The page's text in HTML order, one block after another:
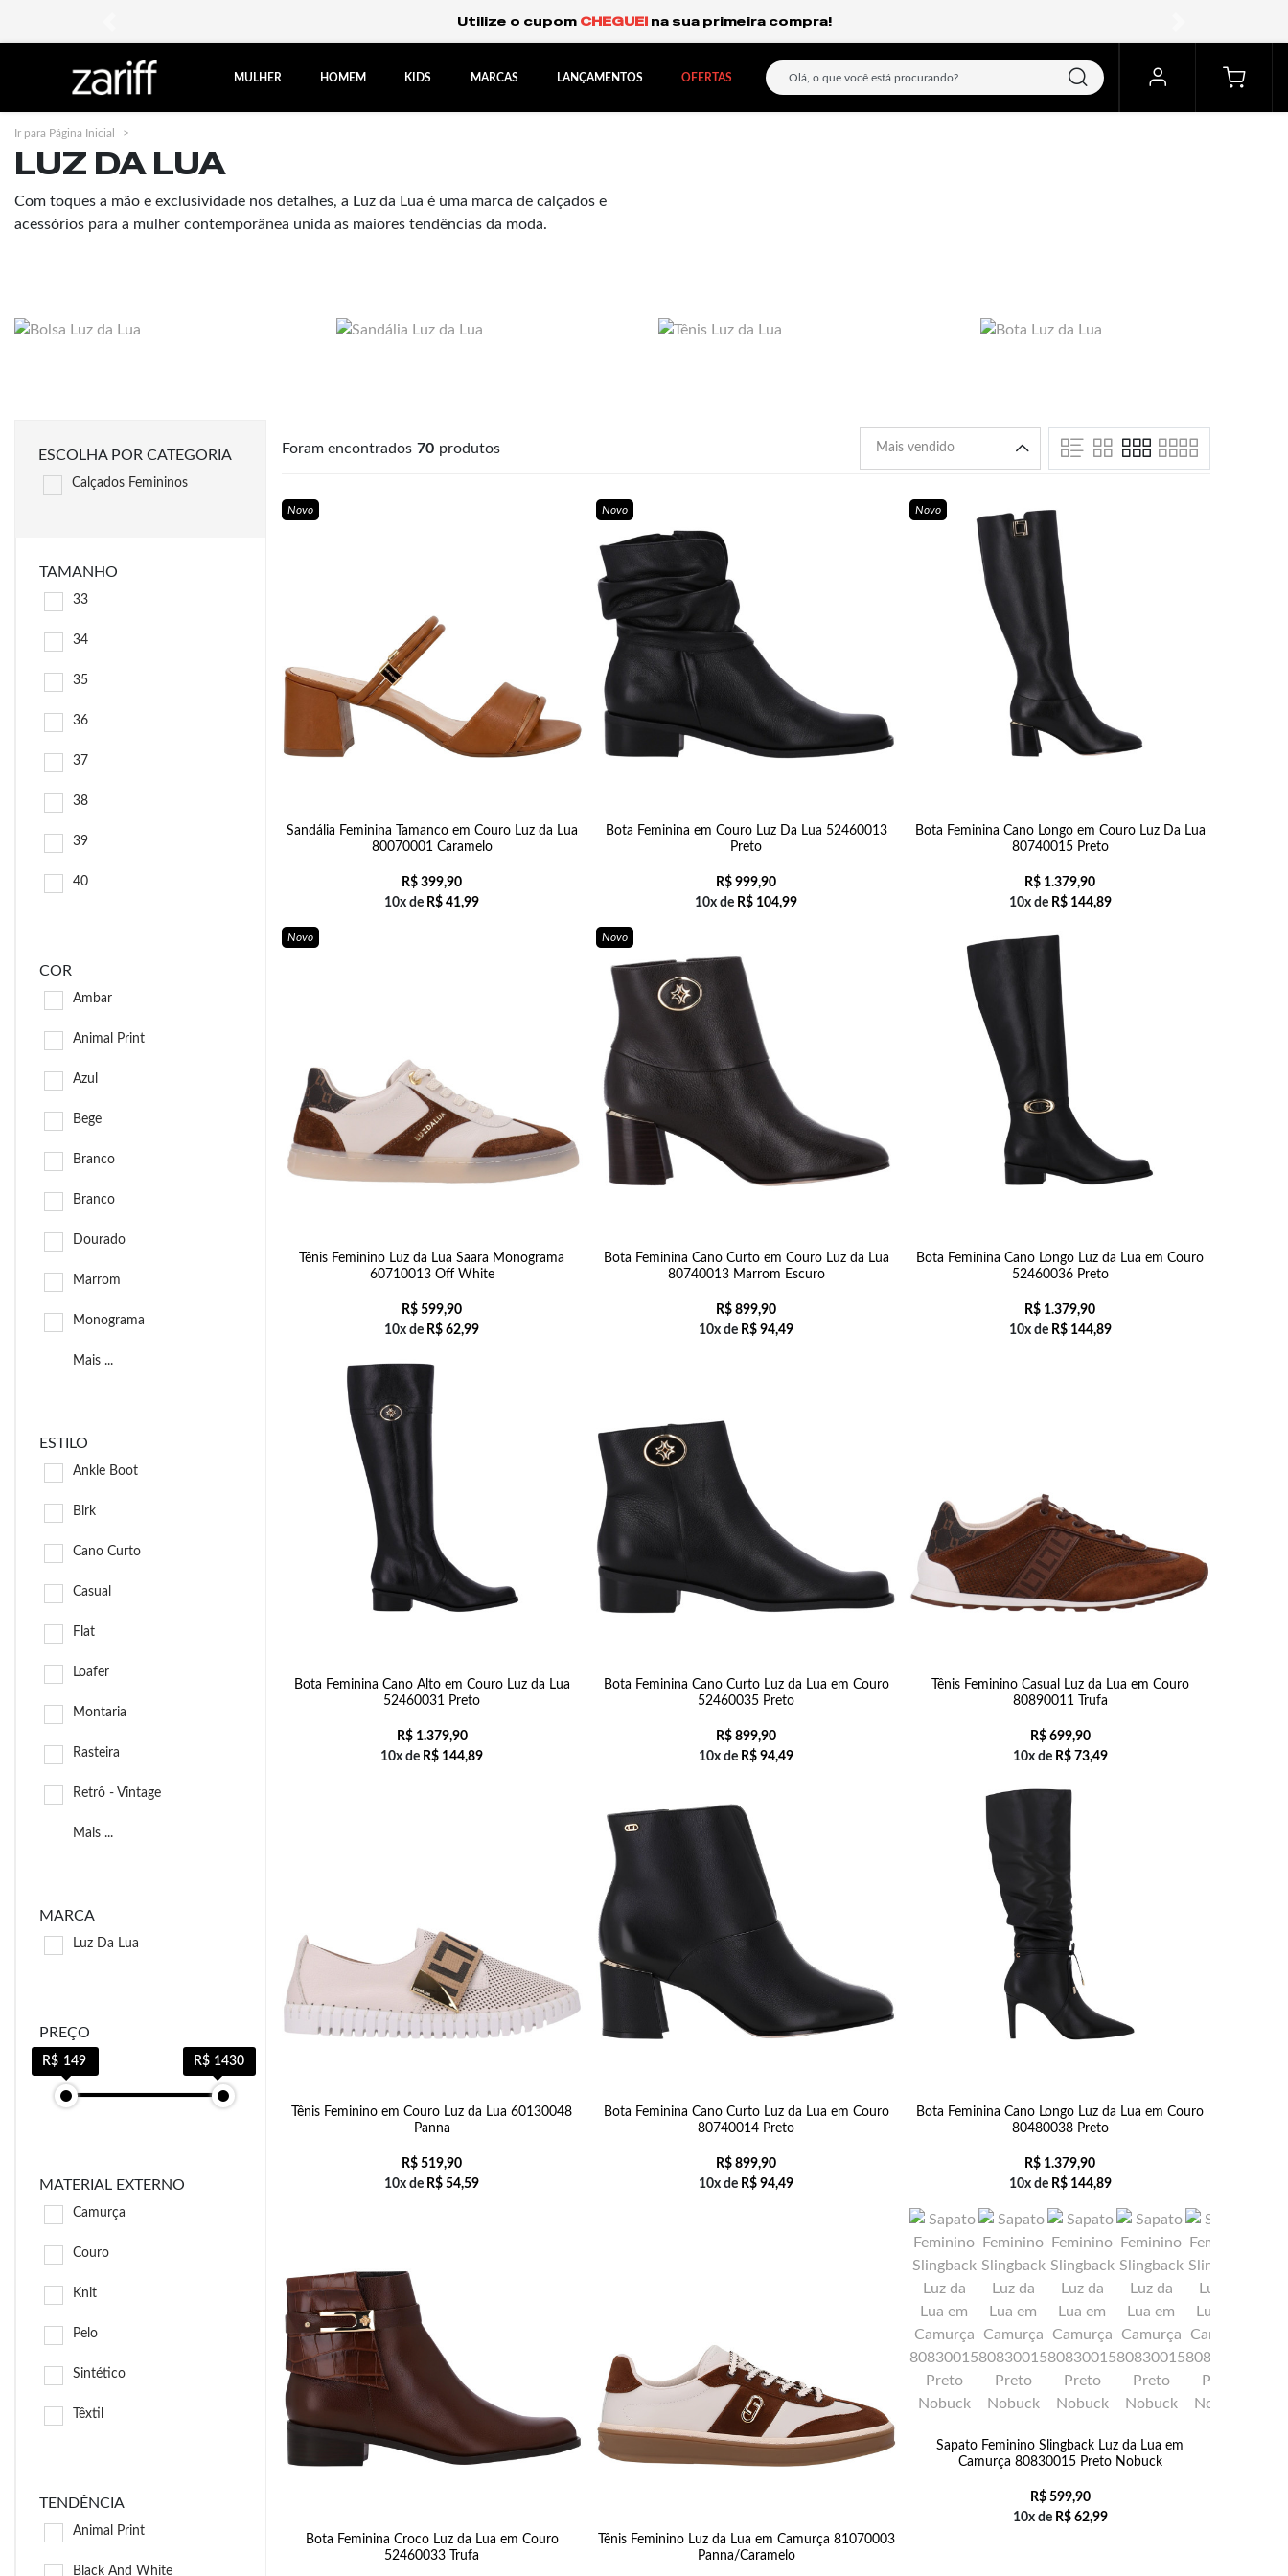
Frete Grátis Expresso para o Sul e São Paulo.
MULHER HOMEM KIDS MARCAS LANÇAMENTOS OFERTAS
Ir para Página Inicial
LUZ DA LUA
Com toques a mão e exclusividade nos detalhes, a Luz da Lua é uma marca de calçados e
acessórios para a mulher contemporânea unida as maiores tendências da moda.
ESCOLHA POR CATEGORIA
Calçados Femininos
TAMANHO
33
34
35
36
37
38
39
40
COR
Ambar
Animal Print
Azul
Bege
Branco
Branco
Dourado
Marrom
Monograma
Mais ...
ESTILO
Ankle Boot
Birk
Cano Curto
Casual
Flat
Loafer
Montaria
Rasteira
Retrô - Vintage
Mais ...
MARCA
Luz Da Lua
PREÇO
149 1430
MATERIAL EXTERNO
Camurça
Couro
Knit
Pelo
Sintético
Têxtil
TENDÊNCIA
Animal Print
Black And White
Foram encontrados 70 produtos
Novo
Sandália Feminina Tamanco em Couro Luz da Lua
80070001 Caramelo
R$ 399,90
10x de R$ 41,99
Novo
Bota Feminina em Couro Luz Da Lua 52460013
Preto
R$ 999,90
10x de R$ 104,99
Novo
Bota Feminina Cano Longo em Couro Luz Da Lua
80740015 Preto
R$ 1.379,90
10x de R$144,89
Novo
Tênis Feminino Luz da Lua Saara Monograma
60710013 Off White
R$ 599,90
10x de R$ 62,99
Novo
Bota Feminina Cano Curto em Couro Luz da Lua
80740013 Marrom Escuro
R$ 899,90
10x de R$ 94,49
Bota Feminina Cano Longo Luz da Lua em Couro
52460036 Preto
R$ 1.379,90
10x de R$144,89
Bota Feminina Cano Alto em Couro Luz da Lua
52460031 Preto
R$1.379,90
10x de R$ 144,89
Bota Feminina Cano Curto Luz da Lua em Couro
52460035 Preto
R$ 899,90
10x de R$ 94,49
Tênis Feminino Casual Luz da Lua em Couro
80890011 Trufa
R$699,90
10x de R$73,49
Tênis Feminino em Couro Luz da Lua 60130048
Panna
R$ 519,90
10x de R$ 54,59
Bota Feminina Cano Curto Luz da Lua em Couro
80740014 Preto
R$ 899,90
10x de R$ 94,49
Bota Feminina Cano Longo Luz da Lua em Couro
80480038 Preto
R$ 1.379,90
10x de R$144,89
Bota Feminina Croco Luz da Lua em Couro
52460033 Trufa
Tênis Feminino Luz da Lua em Camurça 81070003
Panna/Caramelo
Sapato Feminino Slingback Luz da Lua em
Camurça 80830015 Preto Nobuck
R$599,90
10x de R$62,99